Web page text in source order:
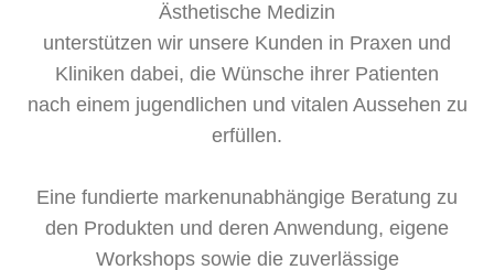
Ästhetische Medizin
unterstützen wir unsere Kunden in Praxen und
Kliniken dabei, die Wünsche ihrer Patienten
nach einem jugendlichen und vitalen Aussehen zu
erfüllen.
Eine fundierte markenunabhängige Beratung zu
den Produkten und deren Anwendung, eigene
Workshops sowie die zuverlässige